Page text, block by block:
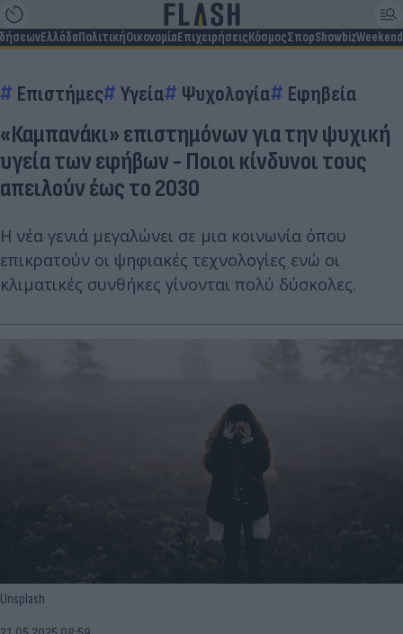
ΕλλάδαΠολιτικήΟικονομίαΕπιχειρήσειςΚόσμοςΣπορShowbizWeekend
Επιστήμες Υγεία Ψυχολογία Εφηβεία
«Καμπανάκι» επιστημόνων για την ψυχική
υγεία των εφήβων - Ποιοι κίνδυνοι τους
απειλούν έως το 2030
Η νέα γενιά μεγαλώνει σε μια κοινωνία όπου
επικρατούν οι ψηφιακές τεχνολογίες ενώ οι
κλιματικές συνθήκες γίνονται πολύ δύσκολες.
Unsplash